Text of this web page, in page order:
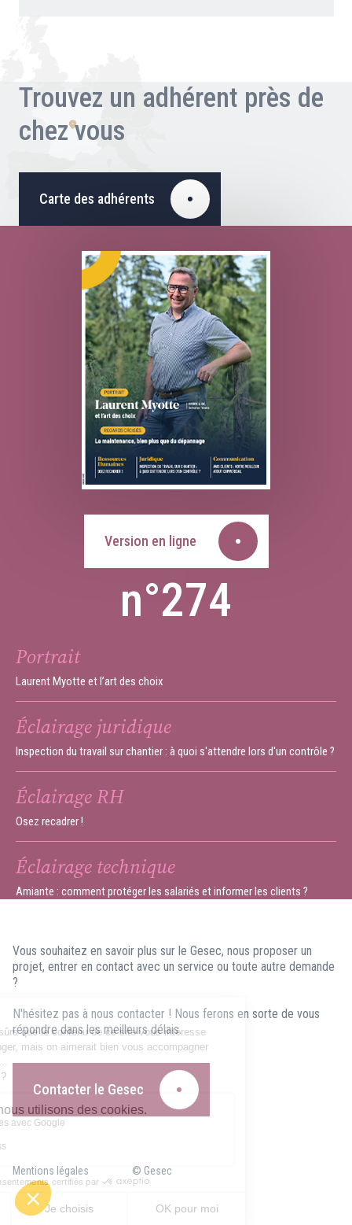
Trouvez un adhérent près de
chez vous
Carte des adhérents
Version en ligne
n°274
Portrait
Laurent Myotte et l’art des choix
Éclairage juridique
Inspection du travail sur chantier : à quoi s'attendre lors d'un contrôle ?
Éclairage RH
Osez recadrer !
Éclairage technique
Amiante : comment protéger les salariés et informer les clients ?
Vous souhaitez en savoir plus sur le Gesec, nous proposer un
projet, entrer en contact avec un service ou toute autre demande
?
N'hésitez pas à nous contacter ! Nous ferons en sorte de vous
répondre dans les meilleurs délais.
Contacter le Gesec
Mentions légales © Gesec